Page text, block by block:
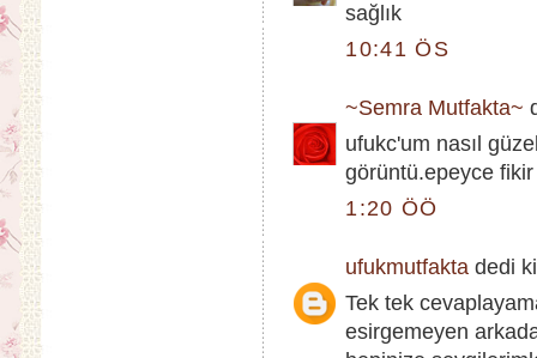
sağlık
10:41 ÖS
~Semra Mutfakta~
ufukc'um nasıl
görüntü.epeyce
1:20 ÖÖ
ufukmutfakta dedi
Tek tek
esirgemeyen